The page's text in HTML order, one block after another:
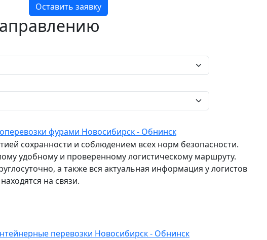
Оставить заявку
фурами Новосибирск - Обнинск
сохранности и соблюдением всех норм безопасности.
удобному и проверенному логистическому маршруту.
а также вся актуальная информация у логистов
на связи.
перевозки Новосибирск - Обнинск